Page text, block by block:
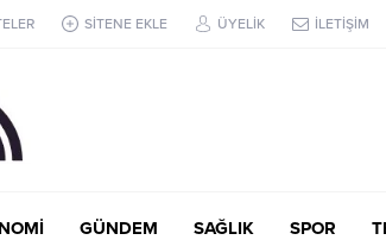
SİTENE EKLE ÜYELİK İLETİŞİM
GÜNDEM SAĞLIK SPOR